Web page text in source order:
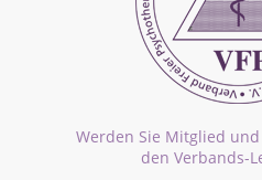
Werden Sie Mitglied
den Verbands-